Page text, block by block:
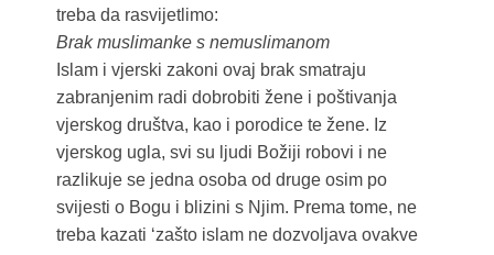
treba da rasvijetlimo:
Brak muslimanke s nemuslimanom
Islam i vjerski zakoni ovaj brak smatraju
zabranjenim radi dobrobiti žene i poštivanja
vjerskog društva, kao i porodice te žene. Iz
vjerskog ugla, svi su ljudi Božiji robovi i ne
razlikuje se jedna osoba od druge osim po
svijesti o Bogu i blizini s Njim. Prema tome, ne
treba kazati ‘zašto islam ne dozvoljava ovakve